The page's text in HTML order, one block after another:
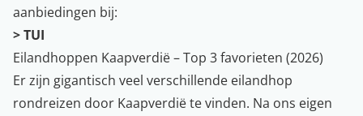
aanbiedingen bij:
> TUI
Eilandhoppen Kaapverdië – Top 3 favorieten (2026)
Er zijn gigantisch veel verschillende eilandhop
rondreizen door Kaapverdië te vinden. Na ons eigen